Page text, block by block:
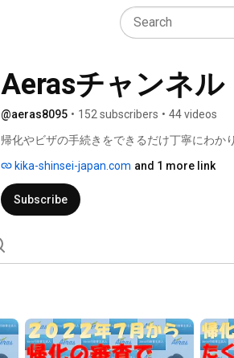
Aerasチャンネル
@aeras8095 • 152 subscribers • 44 videos
帰化やビザの手続きをできるだけ丁寧にわか
kika-shinsei-japan.com and 1 more link
Subscribe